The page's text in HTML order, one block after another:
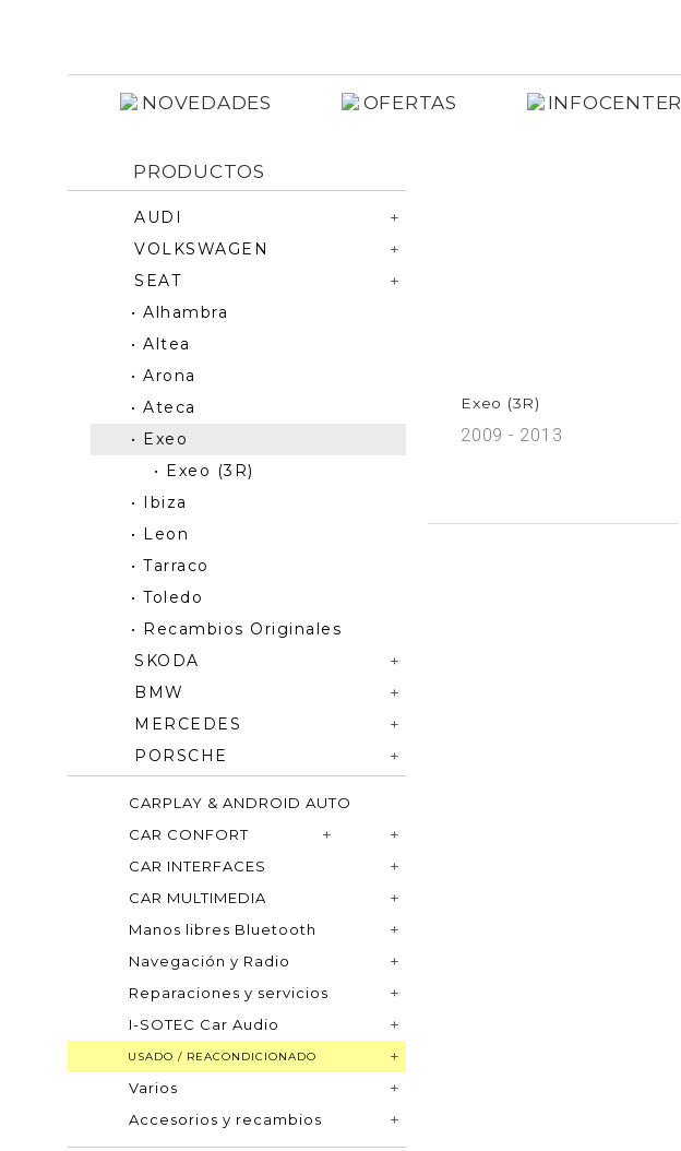
NOVEDADES OFERTAS INFOCENTER
PRODUCTOS
AUDI
VOLKSWAGEN
SEAT
• Alhambra
• Altea
• Arona
• Ateca
• Exeo
• Exeo (3R)
• Ibiza
• Leon
• Tarraco
• Toledo
• Recambios Originales
SKODA
BMW
MERCEDES
PORSCHE
CARPLAY & ANDROID AUTO
CAR CONFORT
CAR INTERFACES
CAR MULTIMEDIA
Manos libres Bluetooth
Navegación y Radio
Reparaciones y servicios
I-SOTEC Car Audio
USADO / REACONDICIONADO
Varios
Accesorios y recambios
Exeo (3R)
2009 - 2013